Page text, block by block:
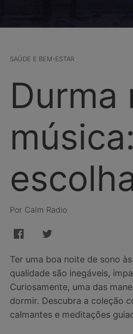
SAÚDE E BEM-ESTAR
Durma
Por Calm Radio
Ter uma boa noite de sono
qualidade são inegáveis,
Curiosamente, uma das
dormir. Descubra a coleção
calmantes e meditações